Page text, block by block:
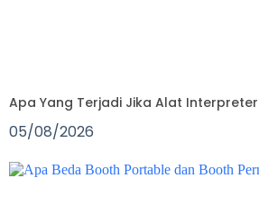
Apa Yang Terjadi Jika Alat
05/08/2026